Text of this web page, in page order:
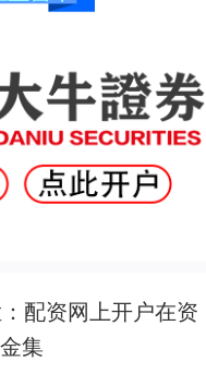
配资网上开户在资
集